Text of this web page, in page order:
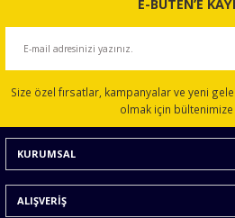
Ürün açıklamasında eksik bilgiler
Ürün bilgilerinde hatalar bulunuyor.
Ürün fiyatı diğer sitelerden daha
Bu ürüne benzer farklı alternatifler
E-BÜTEN’E
Size özel fırsatlar, kampanyalar ve yeni
olmak için bültenimize
KURUMSAL
ALIŞVERİŞ